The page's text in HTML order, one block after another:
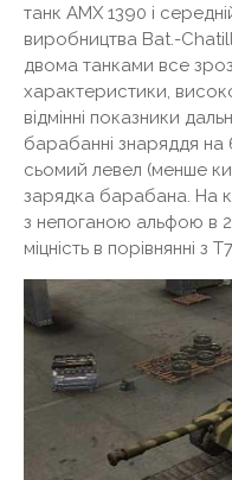
танк AMX 1390 і
виробництва Bat.-
двома танками все
характеристики,
відмінні показники
барабанні знаряддя на
сьомий левел (менше
зарядка барабана. На
з непоганою альфою в
міцність в порівнянні з